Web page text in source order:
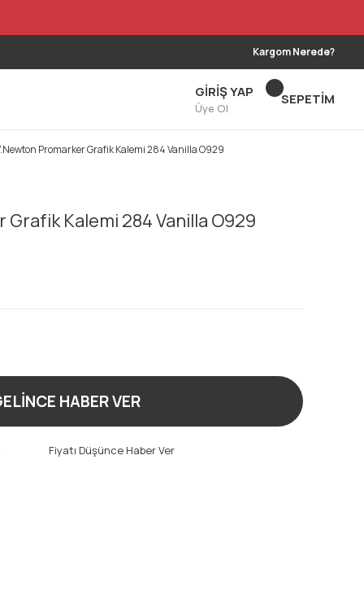
Kargom Nerede?
GİRİŞ YAP
Üye Ol
SEPETİM
Promarker Grafik Kalemi 284 Vanilla O929
Kalemi 284 Vanilla O929
HABER VER
Fiyatı Düşünce Haber Ver